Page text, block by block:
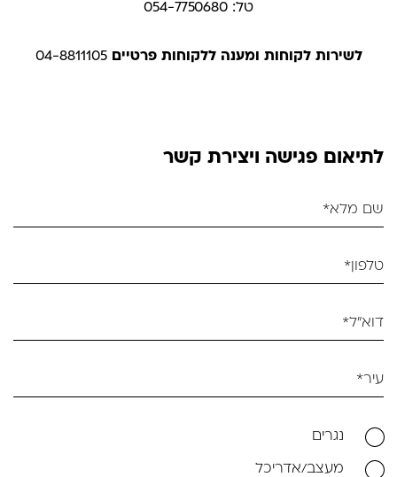
טל: 054-7750680
לשירות לקוחות ומענה ללקוחות פרטיים 04-8811105
לתיאום פגישה ויצירת קשר
נגרים
מעצב/אדריכל